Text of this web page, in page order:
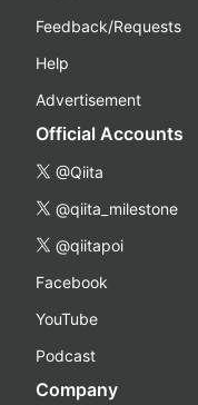
Feedback/Requests
Help
Advertisement
Official Accounts
@Qiita
@qiita_milestone
@qiitapoi
Facebook
YouTube
Podcast
Company